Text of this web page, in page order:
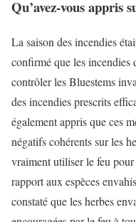
Qu’avez-vous appris
La saison des incendies
confirmé que les incendies
contrôler les Bluestems
des incendies prescrits
également appris que ces
négatifs cohérents sur les
vraiment utiliser le feu
rapport aux espèces
constaté que les herbes